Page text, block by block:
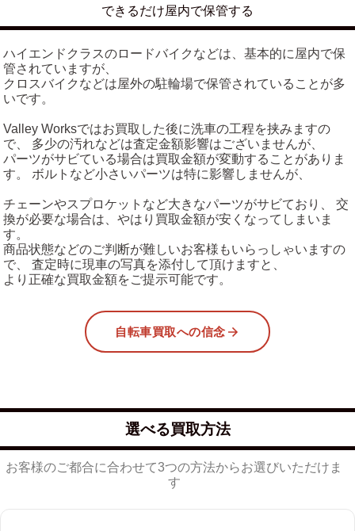
できるだけ屋内で保管する
ハイエンドクラスのロードバイクなどは、基本的に屋内で保
管されていますが、
クロスバイクなどは屋外の駐輪場で保管されていることが多
いです。
Valley Worksではお買取した後に洗車の工程を挟みますの
で、 多少の汚れなどは査定金額影響はございませんが、
パーツがサビている場合は買取金額が変動することがありま
す。 ボルトなど小さいパーツは特に影響しませんが、
チェーンやスプロケットなど大きなパーツがサビており、 交
換が必要な場合は、やはり買取金額が安くなってしまいま
す。
商品状態などのご判断が難しいお客様もいらっしゃいますの
で、 査定時に現車の写真を添付して頂けますと、
より正確な買取金額をご提示可能です。
自転車買取への信念
選べる買取方法
お客様のご都合に合わせて3つの方法からお選びいただけま
す